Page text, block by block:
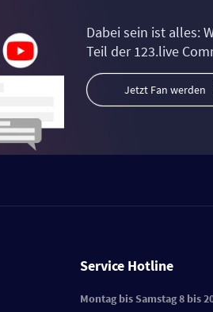
Dabei sein ist alles:
Teil der 123.live
Jetzt Fan werden
Service Hotline
Montag bis Samstag 8 bis